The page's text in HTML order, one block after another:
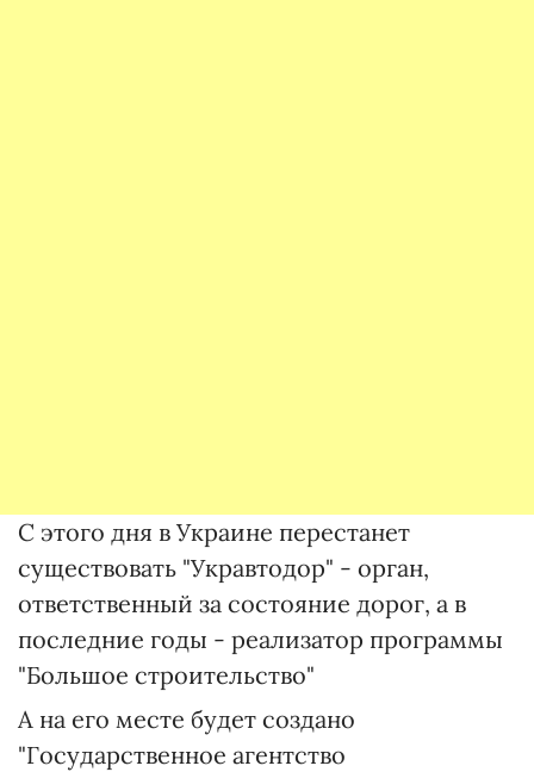
С этого дня в Украине перестанет
существовать "Укравтодор" - орган,
ответственный за состояние дорог, а в
последние годы - реализатор программы
"Большое строительство"
А на его месте будет создано
"Государственное агентство